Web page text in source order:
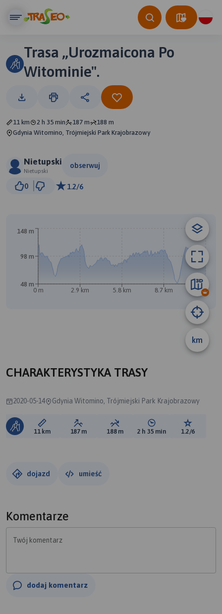
Trasa ,,Urozmaicona Po
Witominie".
11 km 2 h 35 min 187 m
188 m
Gdynia Witomino, Trójmiejski Park Krajobrazowy
Nietupski
Nietupski
obserwuj
0 1.2/6
B
A
km
0 m 2.9 km 5.8 km 8.7 km 11 km
48 m
98 m
148 m
CHARAKTERYSTYKA TRASY
2020-05-14 Gdynia Witomino, Trójmiejski Park Krajobrazowy
Długość trasy:
11 km Suma przewyższeń:
187 m Suma spadków:
188 m Średni czas potrzebny
2 h 35 min Ocena
1.2/6
dojazd umieść
Komentarze
Twój komentarz
dodaj komentarz